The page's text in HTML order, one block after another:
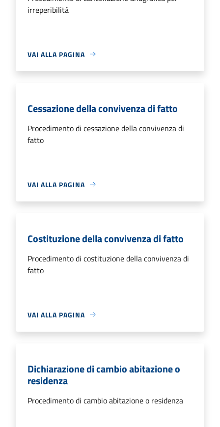
irreperibilità
VAI ALLA PAGINA
Cessazione della convivenza di fatto
Procedimento di cessazione della convivenza di
fatto
VAI ALLA PAGINA
Costituzione della convivenza di fatto
Procedimento di costituzione della convivenza di
fatto
VAI ALLA PAGINA
Dichiarazione di cambio abitazione o
residenza
Procedimento di cambio abitazione o residenza